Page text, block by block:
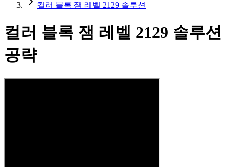
컬러 블록 잼 레벨 2129 솔루션
컬러 블록 잼 레벨 2129 솔루션
공략